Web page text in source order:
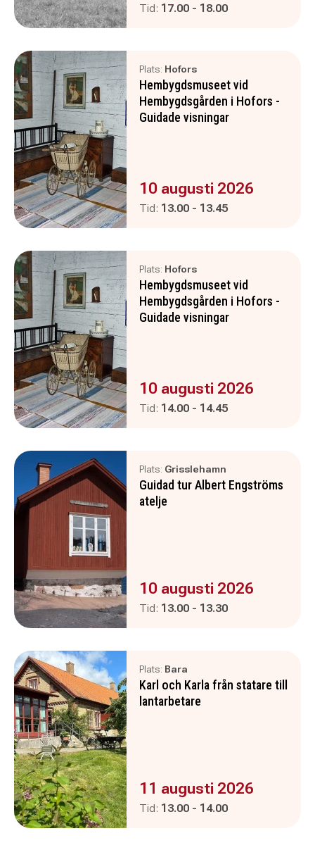
Tid: Pågår mellan
17.00 - och
18.00
Plats: Hofors
Hembygdsmuseet vid
Hembygdsgården i Hofors -
Guidade visningar
Evenemanget är :
10 augusti 2026
Tid: Pågår mellan
13.00 - och
13.45
Plats: Hofors
Hembygdsmuseet vid
Hembygdsgården i Hofors -
Guidade visningar
Evenemanget är :
10 augusti 2026
Tid: Pågår mellan
14.00 - och
14.45
Plats: Grisslehamn
Guidad tur Albert Engströms
atelje
Evenemanget är :
10 augusti 2026
Tid: Pågår mellan
13.00 - och
13.30
Plats: Bara
Karl och Karla från statare till
lantarbetare
Evenemanget är :
11 augusti 2026
Tid: Pågår mellan
13.00 - och
14.00